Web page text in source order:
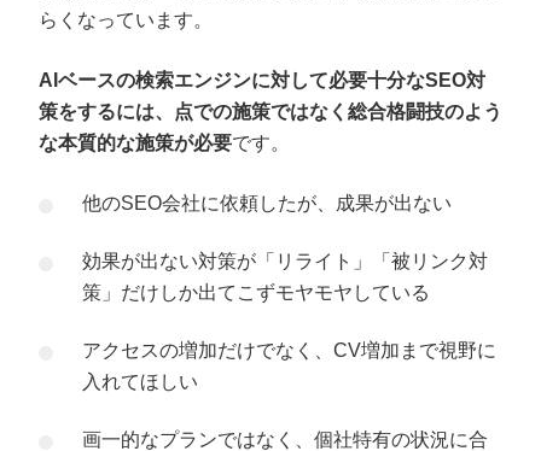
らくなっています。
AIベースの検索エンジンに対して必要十分なSEO対
策をするには、点での施策ではなく総合格闘技のよう
な本質的な施策が必要です。
他のSEO会社に依頼したが、成果が出ない
効果が出ない対策が「リライト」「被リンク対
策」だけしか出てこずモヤモヤしている
アクセスの増加だけでなく、CV増加まで視野に
入れてほしい
画一的なプランではなく、個社特有の状況に合